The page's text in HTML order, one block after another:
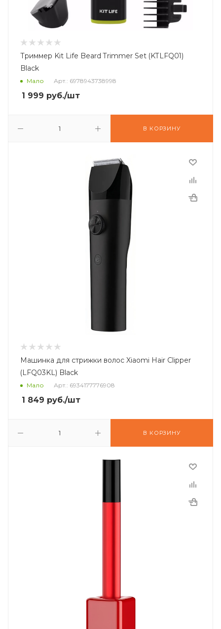
Триммер Kit Life Beard Trimmer Set (KTLFQ01)
Black
Мало Арт.: 6978943738998
1 999 руб./шт
В КОРЗИНУ
Машинка для стрижки волос Xiaomi Hair Clipper
(LFQ03KL) Black
Мало Арт.: 6934177776908
1 849 руб./шт
В КОРЗИНУ